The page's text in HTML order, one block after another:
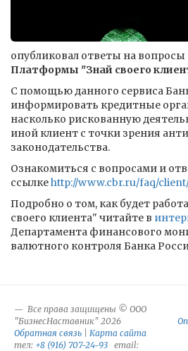
опубликовал ответы на вопросы
Платформы "Знай своего
С помощью данного сервиса
информировать кредитные
насколько рискованную
иной клиент с точки зрения
законодательства.
Ознакомиться с вопросами и
ссылкеhttp://www.cbr.ru/faq/
Подробно о том, как будет
своего клиента" читайте в
Департамента финансового
валютного контроля Банка
Все права защищены © ООО
"БизнесНаставник" 2026
Обратная связь
Карта сайта
тел: +8 (916) 707-24-93 email: